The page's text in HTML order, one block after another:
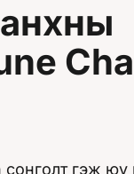
гэж юу